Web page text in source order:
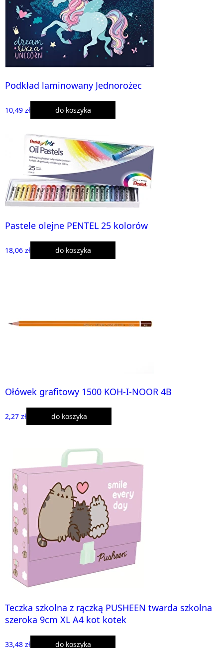
Podkład laminowany Jednorożec
10,49 zł do koszyka
Pastele olejne PENTEL 25 kolorów
18,06 zł do koszyka
Ołówek grafitowy 1500 KOH-I-NOOR 4B
2,27 zł do koszyka
Teczka szkolna z rączką PUSHEEN twarda szkolna
szeroka 9cm XL A4 kot kotek
33,48 zł do koszyka